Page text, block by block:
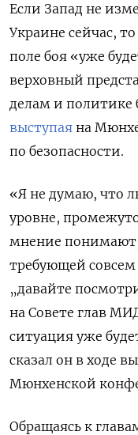
Если Запад не
Украине сейчас,
поле боя «уже
верховный
делам и политике
выступая на
по безопасности.
«Я не думаю, что
уровне,
мнение
требующей совсем
„давайте
на Совете глав
ситуация уже
сказал он в ходе
Мюнхенской
Обращаясь к